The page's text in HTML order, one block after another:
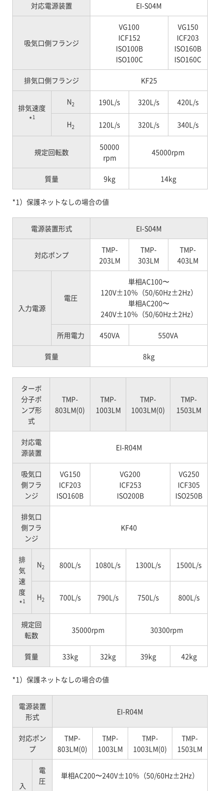
対応電源装置 EI-S04M
吸気口側フランジ
VG100
ICF152
ISO100B
ISO100C
VG150
ICF203
ISO160B
ISO160C
排気口側フランジ KF25
排気速度
*1
N2 190L/s 320L/s 420L/s
H2 120L/s 320L/s 340L/s
規定回転数
50000
rpm
45000rpm
質量 9kg 14kg
*1）保護ネットなしの場合の値
電源装置形式 EI-S04M
対応ポンプ
TMP-
203LM
TMP-
303LM
TMP-
403LM
入力電源
電圧
単相AC100〜
120V±10％（50/60Hz±2Hz）
単相AC200〜
240V±10％（50/60Hz±2Hz）
所用電力 450VA 550VA
質量 8kg
ターボ
分子ポ
ンプ形
式
TMP-
803LM(0)
TMP-
1003LM
TMP-
1003LM(0)
TMP-
1503LM
対応電
源装置
EI-R04M
吸気口
側フラ
ンジ
VG150
ICF203
ISO160B
VG200
ICF253
ISO200B
VG250
ICF305
ISO250B
排気口
側フラ
ンジ
KF40
排
気
速
度
*1
N2 800L/s 1080L/s 1300L/s 1500L/s
H2 700L/s 790L/s 750L/s 800L/s
規定回
転数
35000rpm 30300rpm
質量 33kg 32kg 39kg 42kg
*1）保護ネットなしの場合の値
電源装置
形式
EI-R04M
対応ポン
プ
TMP-
803LM(0)
TMP-
1003LM
TMP-
1003LM(0)
TMP-
1503LM
入
電
圧
単相AC200〜240V±10％（50/60Hz±2Hz）